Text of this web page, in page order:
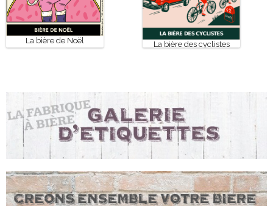
La bière de Noël La bière des cyclistes